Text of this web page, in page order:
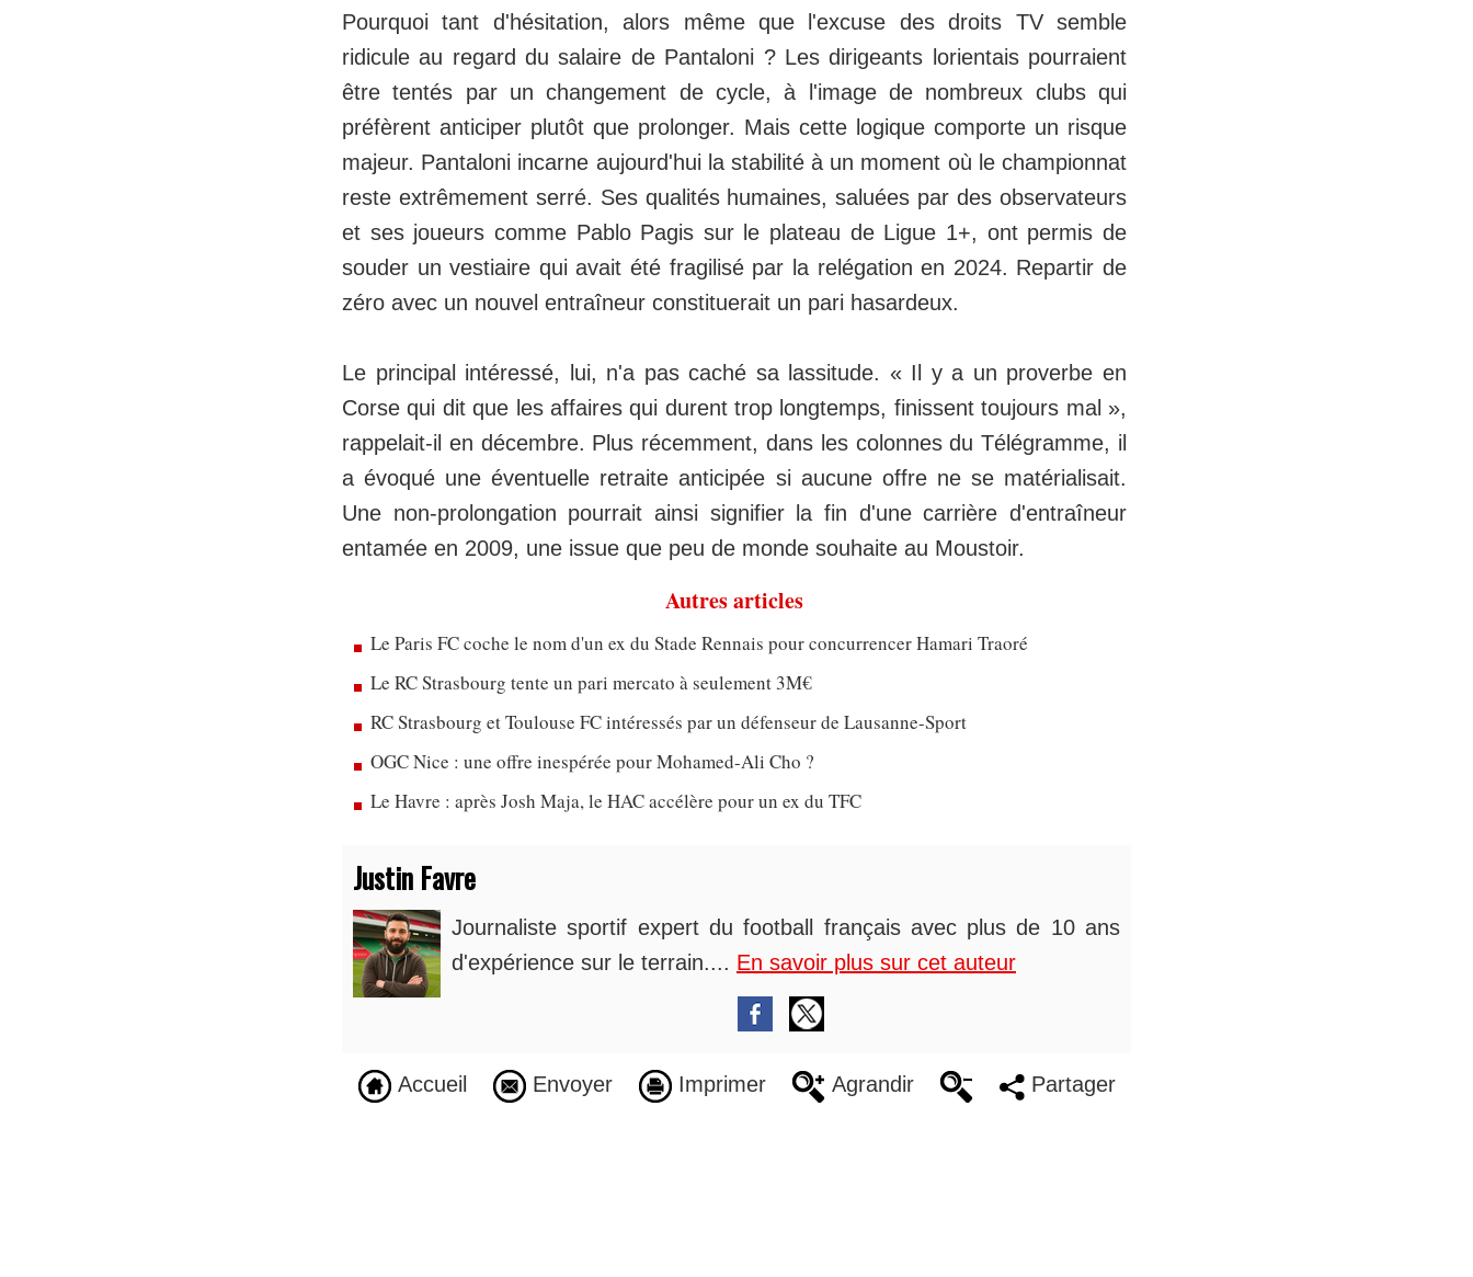
Pourquoi tant d'hésitation, alors même que l'excuse des droits TV semble
ridicule au regard du salaire de Pantaloni ? Les dirigeants lorientais pourraient
être tentés par un changement de cycle, à l'image de nombreux clubs qui
préfèrent anticiper plutôt que prolonger. Mais cette logique comporte un risque
majeur. Pantaloni incarne aujourd'hui la stabilité à un moment où le championnat
reste extrêmement serré. Ses qualités humaines, saluées par des observateurs
et ses joueurs comme Pablo Pagis sur le plateau de Ligue 1+, ont permis de
souder un vestiaire qui avait été fragilisé par la relégation en 2024. Repartir de
zéro avec un nouvel entraîneur constituerait un pari hasardeux.
Le principal intéressé, lui, n'a pas caché sa lassitude. « Il y a un proverbe en
Corse qui dit que les affaires qui durent trop longtemps, finissent toujours mal »,
rappelait-il en décembre. Plus récemment, dans les colonnes du Télégramme, il
a évoqué une éventuelle retraite anticipée si aucune offre ne se matérialisait.
Une non-prolongation pourrait ainsi signifier la fin d'une carrière d'entraîneur
entamée en 2009, une issue que peu de monde souhaite au Moustoir.
Autres articles
Le Paris FC coche le nom d'un ex du Stade Rennais pour concurrencer Hamari Traoré
Le RC Strasbourg tente un pari mercato à seulement 3M€
RC Strasbourg et Toulouse FC intéressés par un défenseur de Lausanne-Sport
OGC Nice : une offre inespérée pour Mohamed-Ali Cho ?
Le Havre : après Josh Maja, le HAC accélère pour un ex du TFC
Justin Favre
Journaliste sportif expert du football français avec plus de 10 ans
d'expérience sur le terrain.... En savoir plus sur cet auteur
Accueil Envoyer Imprimer Agrandir Partager